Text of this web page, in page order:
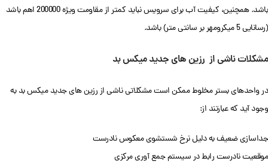
باشد. همچنین، کیفیت آب برای سرویس نباید کمتر از مقاومت ویژه 200000 اهم باشد
(رسانایی 5 میکرومهر بر سانتی متر) باشد.
مشکلات ناشی از رزین های جدید میکس بد
در واحدهای بستر مخلوط ممکن است مشکلاتی ناشی از رزین های جدید میکس بد به
وجود آید که عبارتند از:
جداسازی ضعیف به دلیل نرخ شستشوی معکوس نادرست
موقعیت نادرست رابط در سیستم جمع آوری مرکزی